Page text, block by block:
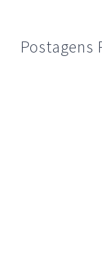
Postagens